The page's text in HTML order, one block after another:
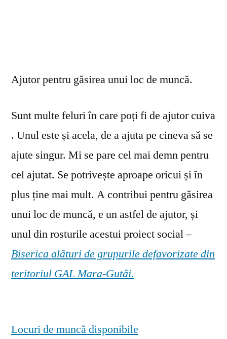
Ajutor pentru găsirea unui loc de muncă.
Sunt multe feluri în care poți fi de ajutor cuiva
. Unul este și acela, de a ajuta pe cineva să se
ajute singur. Mi se pare cel mai demn pentru
cel ajutat. Se potrivește aproape oricui și în
plus ține mai mult. A contribui pentru găsirea
unui loc de muncă, e un astfel de ajutor, și
unul din rosturile acestui proiect social –
Biserica alături de grupurile defavorizate din
teritoriul GAL Mara-Gutâi.
Locuri de muncă disponibile